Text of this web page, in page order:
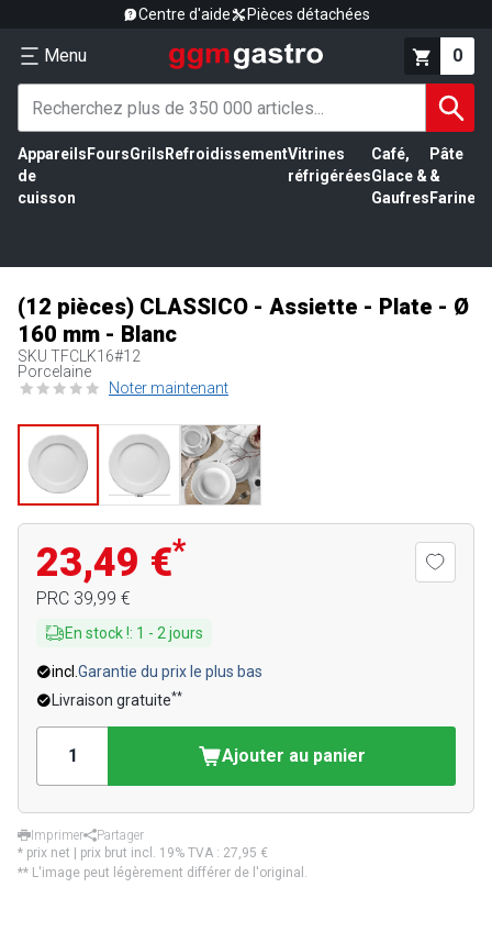
Centre d'aide Pièces détachées
Menu 0
Appareils
de
cuisson
FoursGrils RefroidissementVitrines
réfrigérées
Café,
Glace &
Gaufres
Pâte
&
Farine
(12 pièces) CLASSICO - Assiette - Plate - Ø
160 mm - Blanc
SKU TFCLK16#12
Porcelaine
Noter maintenant
23,49 €*
PRC 39,99 €
En stock !: 1 - 2 jours
incl. Garantie du prix le plus bas
Livraison gratuite**
Ajouter au panier
Imprimer
Partager
* prix net | prix brut incl. 19% TVA : 27,95 €
** L'image peut légèrement différer de l'original.